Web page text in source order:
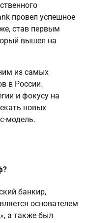
провел успешное
став первым
вышел на
из самых
в России.
и фокусу на
новых
модель.
банкир,
основателем
а также был